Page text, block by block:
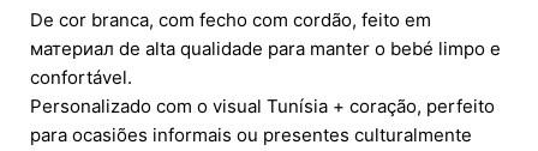
De cor branca, com fecho com cordão, feito em
материал de alta qualidade para manter o bebé limpo e
confortável.
Personalizado com o visual Tunísia + coração, perfeito
para ocasiões informais ou presentes culturalmente